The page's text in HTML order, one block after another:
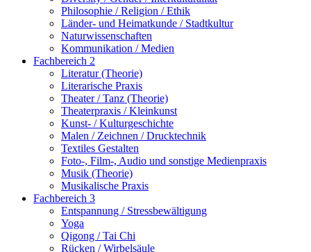
Philosophie / Religion / Ethik
Länder- und Heimatkunde / Stadtkultur
Naturwissenschaften
Kommunikation / Medien
Fachbereich 2
Literatur (Theorie)
Literarische Praxis
Theater / Tanz (Theorie)
Theaterpraxis / Kleinkunst
Kunst- / Kulturgeschichte
Malen / Zeichnen / Drucktechnik
Textiles Gestalten
Foto-, Film-, Audio und sonstige Medienpraxis
Musik (Theorie)
Musikalische Praxis
Fachbereich 3
Entspannung / Stressbewältigung
Yoga
Qigong / Tai Chi
Rücken / Wirbelsäule